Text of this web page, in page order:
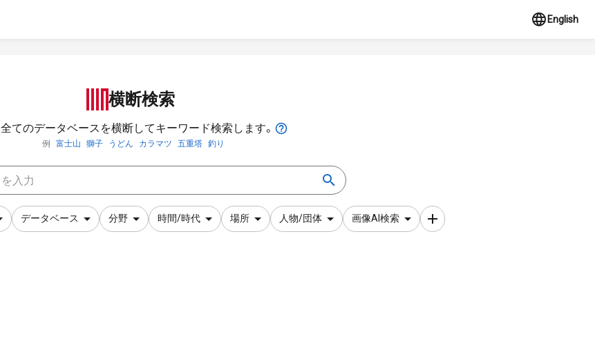
English
横断検索
全てのデータベースを横断してキーワード検索します。
例 富士山 獅子 うどん カラマツ 五重塔 釣り
データベース 分野 時間/時代 場所 人物/団体 画像AI検索